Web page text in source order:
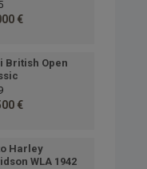
€
British Open
€
Harley
WLA 1942